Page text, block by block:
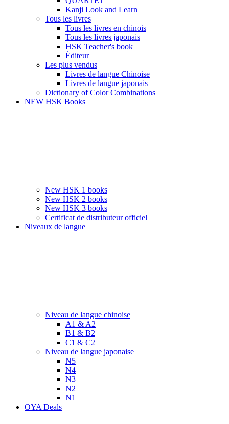
Kanji Look and Learn
Tous les livres
Tous les livres en chinois
Tous les livres japonais
HSK Teacher's book
Éditeur
Les plus vendus
Livres de langue Chinoise
Livres de langue japonais
Dictionary of Color Combinations
NEW HSK Books
New HSK 1 books
New HSK 2 books
New HSK 3 books
Certificat de distributeur officiel
Niveaux de langue
Niveau de langue chinoise
A1 & A2
B1 & B2
C1 & C2
Niveau de langue japonaise
N5
N4
N3
N2
N1
OYA Deals